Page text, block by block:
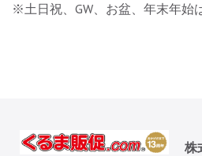
※土日祝、GW、お盆、年末年始
株